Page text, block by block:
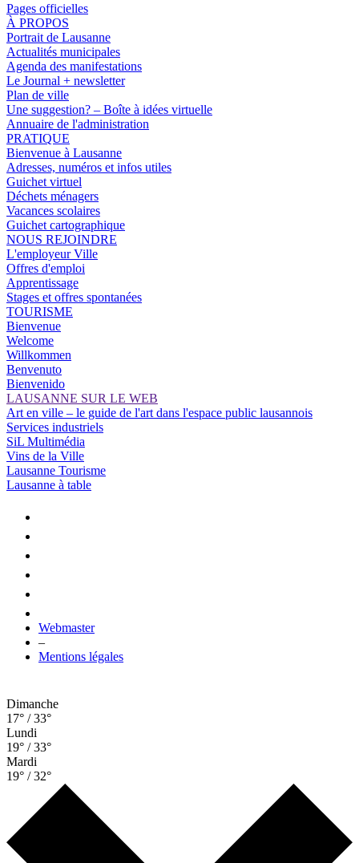
Pages officielles
À PROPOS
Portrait de Lausanne
Actualités municipales
Agenda des manifestations
Le Journal + newsletter
Plan de ville
Une suggestion? – Boîte à idées virtuelle
Annuaire de l'administration
PRATIQUE
Bienvenue à Lausanne
Adresses, numéros et infos utiles
Guichet virtuel
Déchets ménagers
Vacances scolaires
Guichet cartographique
NOUS REJOINDRE
L'employeur Ville
Offres d'emploi
Apprentissage
Stages et offres spontanées
TOURISME
Bienvenue
Welcome
Willkommen
Benvenuto
Bienvenido
LAUSANNE SUR LE WEB
Art en ville – le guide de l'art dans l'espace public lausannois
Services industriels
SiL Multimédia
Vins de la Ville
Lausanne Tourisme
Lausanne à table
Webmaster
–
Mentions légales
Dimanche
17° / 33°
Lundi
19° / 33°
Mardi
19° / 32°